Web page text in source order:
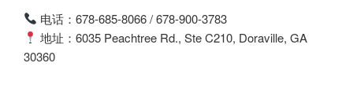
电话：678-685-8066 / 678-900-3783
地址：6035 Peachtree Rd., Ste C210, Doraville, GA
30360